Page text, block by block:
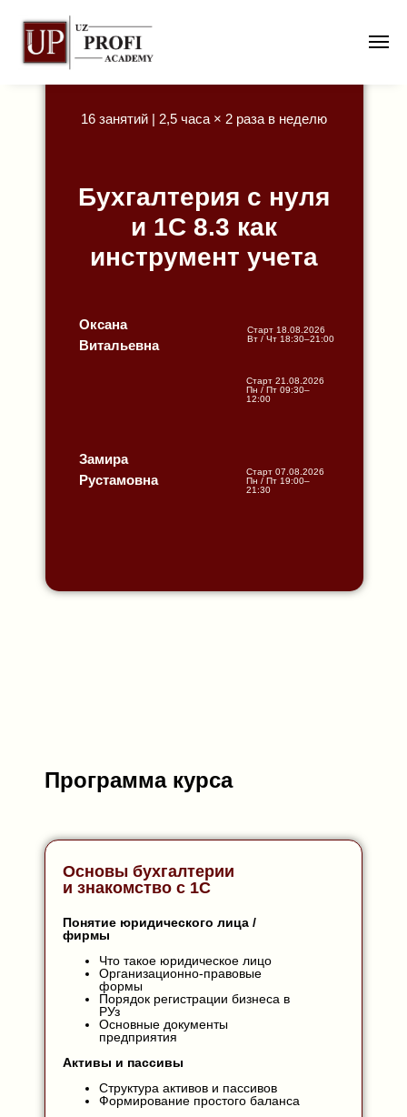
Бухгалтерия с нуля
и 1С 8.3 как
инструмент учета
16 занятий | 2,5 часа × 2 раза в неделю
Оксана
Витальевна
Старт 18.08.2026
Вт / Чт 18:30–21:00
Старт 21.08.2026
Пн / Пт 09:30–
12:00
Старт 07.08.2026
Пн / Пт 19:00–
21:30
Замира
Рустамовна
Программа курса
Основы бухгалтерии
и знакомство с 1С
Понятие юридического лица /
фирмы
Что такое юридическое лицо
Организационно-правовые
формы
Порядок регистрации бизнеса в
РУз
Основные документы
предприятия
Активы и пассивы
Структура активов и пассивов
Формирование простого баланса